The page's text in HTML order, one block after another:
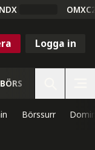
NDX
Logga in
BÖRS
Börssurr